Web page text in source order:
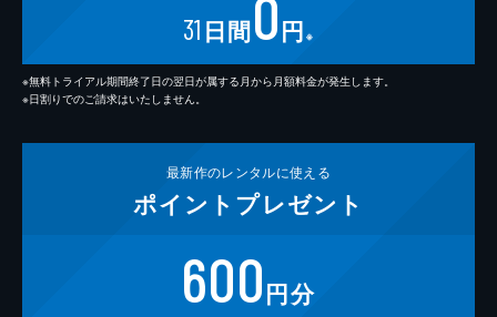
31 日間0円 ※
※無料トライアル期間終了日の翌日が属する月から月額料金が発生します。
※日割りでのご請求はいたしません。
最新作のレンタルに使える
ポイント プレゼント
600円分